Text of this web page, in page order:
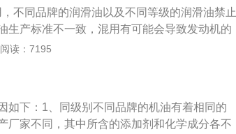
直接参考保养手册上的建议机油型号。
、半合成机油优越。
不同品牌的润滑油以及不同等级的润滑油禁止
生产标准不一致，混用有可能会导致发动机的
的组成：机油（Engine-oil）是发动机所使用
滑减磨、辅助冷却降温、密封防漏、防锈防
阅读：7195
如下：1、同级别不同品牌的机油有着相同的
厂家不同，其中所含的添加剂和化学成分各不